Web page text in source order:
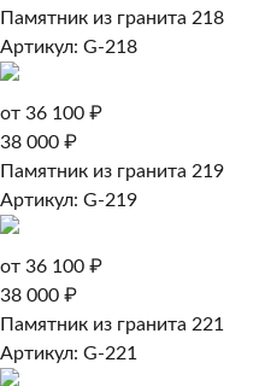
Памятник из гранита 218
Артикул: G-218
от 36 100 ₽
38 000 ₽
Памятник из гранита 219
Артикул: G-219
от 36 100 ₽
38 000 ₽
Памятник из гранита 221
Артикул: G-221